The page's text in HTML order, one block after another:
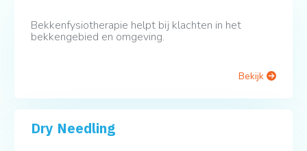
Bekkenfysiotherapie helpt bij klachten in het
bekkengebied en omgeving.
Bekijk
Dry Needling